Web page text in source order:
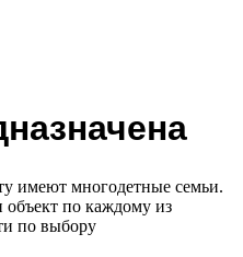
имеют многодетные семьи.
объект по каждому из
по выбору